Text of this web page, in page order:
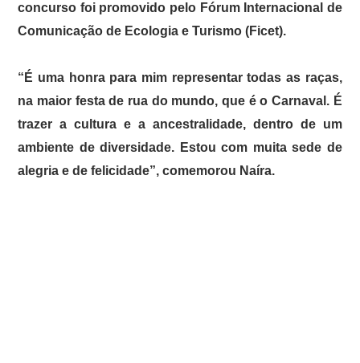
concurso foi promovido pelo Fórum Internacional de
Comunicação de Ecologia e Turismo (Ficet).
“É uma honra para mim representar todas as raças,
na maior festa de rua do mundo, que é o Carnaval. É
trazer a cultura e a ancestralidade, dentro de um
ambiente de diversidade. Estou com muita sede de
alegria e de felicidade”, comemorou Naíra.